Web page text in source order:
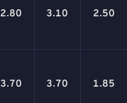
2.80 3.10 2.50
3.70 3.70 1.85